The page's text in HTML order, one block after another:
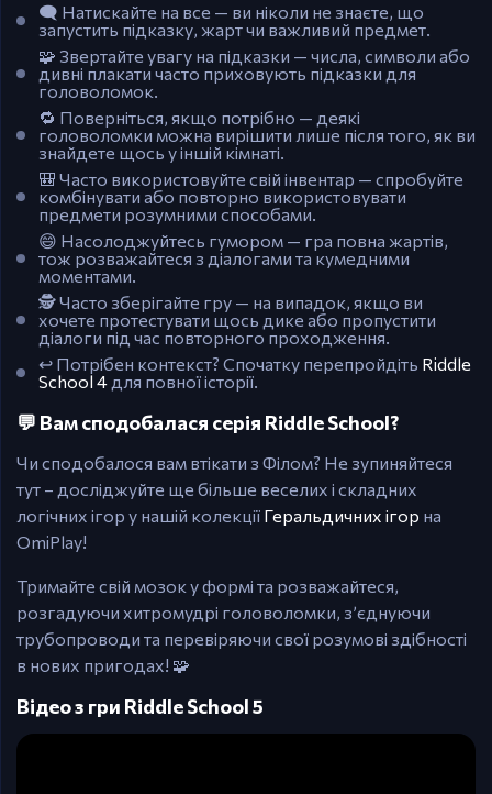
🗨️ Натискайте на все — ви ніколи не знаєте, що
запустить підказку, жарт чи важливий предмет.
🧩 Звертайте увагу на підказки — числа, символи або
дивні плакати часто приховують підказки для
головоломок.
🔁 Поверніться, якщо потрібно — деякі
головоломки можна вирішити лише після того, як ви
знайдете щось у іншій кімнаті.
🎒 Часто використовуйте свій інвентар — спробуйте
комбінувати або повторно використовувати
предмети розумними способами.
😄 Насолоджуйтесь гумором — гра повна жартів,
тож розважайтеся з діалогами та кумедними
моментами.
🕵️ Часто зберігайте гру — на випадок, якщо ви
хочете протестувати щось дике або пропустити
діалоги під час повторного проходження.
↩️ Потрібен контекст? Спочатку перепройдіть Riddle
School 4 для повної історії.
💬 Вам сподобалася серія Riddle School?
Чи сподобалося вам втікати з Філом? Не зупиняйтеся
тут – досліджуйте ще більше веселих і складних
логічних ігор у нашій колекції Геральдичних ігор на
OmiPlay!
Тримайте свій мозок у формі та розважайтеся,
розгадуючи хитромудрі головоломки, з’єднуючи
трубопроводи та перевіряючи свої розумові здібності
в нових пригодах! 🧩
Відео з гри Riddle School 5